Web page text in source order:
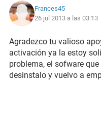
Frances45
26 jul 2013 a las 03:13
Agradezco tu valioso
activación ya la estoy
problema, el sofware
desinstalo y vuelvo a